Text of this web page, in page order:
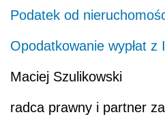
Podatek od
Opodatkowanie wypłat z
Maciej Szulikowski
radca prawny i partner